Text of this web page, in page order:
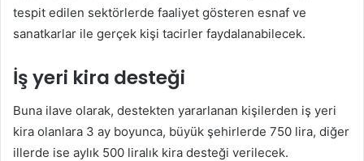
tespit edilen sektörlerde faaliyet gösteren esnaf ve
sanatkarlar ile gerçek kişi tacirler faydalanabilecek.
İş yeri kira desteği
Buna ilave olarak, destekten yararlanan kişilerden iş yeri
kira olanlara 3 ay boyunca, büyük şehirlerde 750 lira, diğer
illerde ise aylık 500 liralık kira desteği verilecek.